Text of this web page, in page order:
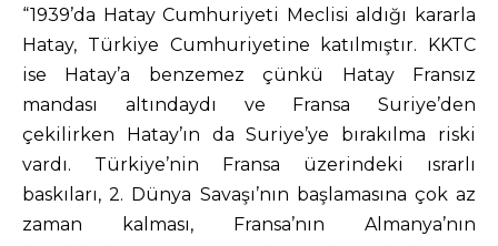
“1939’da Hatay Cumhuriyeti Meclisi aldığı kararla
Hatay, Türkiye Cumhuriyetine katılmıştır. KKTC
ise Hatay’a benzemez çünkü Hatay Fransız
mandası altındaydı ve Fransa Suriye’den
çekilirken Hatay’ın da Suriye’ye bırakılma riski
vardı. Türkiye’nin Fransa üzerindeki ısrarlı
baskıları, 2. Dünya Savaşı’nın başlamasına çok az
zaman kalması, Fransa’nın Almanya’nın